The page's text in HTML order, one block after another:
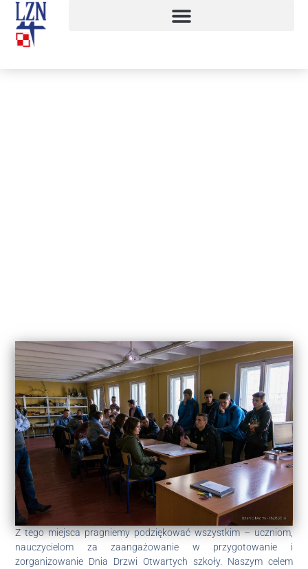
Z tego miejsca pragniemy podziękować wszystkim – uczniom,
nauczycielom za zaangażowanie w przygotowanie i
zorganizowanie Dnia Drzwi Otwartych szkoły. Naszym celem